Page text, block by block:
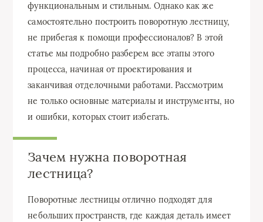
функциональным и стильным. Однако как же
самостоятельно построить поворотную лестницу,
не прибегая к помощи профессионалов? В этой
статье мы подробно разберем все этапы этого
процесса, начиная от проектирования и
заканчивая отделочными работами. Рассмотрим
не только основные материалы и инструменты, но
и ошибки, которых стоит избегать.
Зачем нужна поворотная
лестница?
Поворотные лестницы отлично подходят для
небольших пространств, где каждая деталь имеет